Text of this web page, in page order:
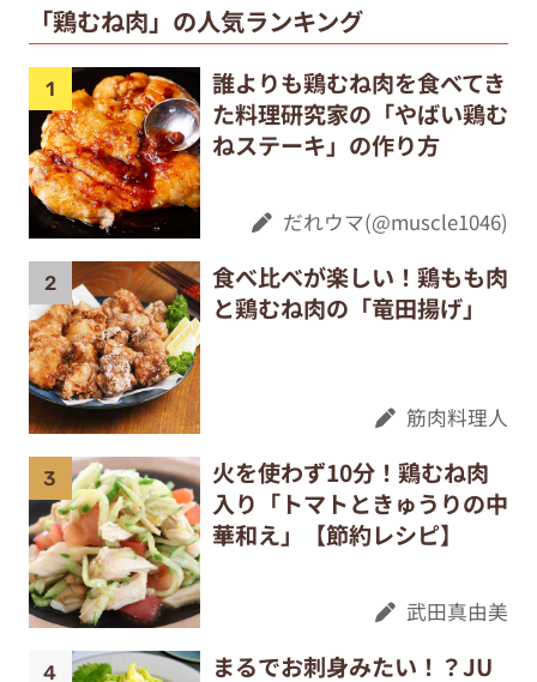
「鶏むね肉」の人気ランキング
誰よりも鶏むね肉を食べてき
た料理研究家の「やばい鶏む
ねステーキ」の作り方
だれウマ(@muscle1046)
食べ比べが楽しい！鶏もも肉
と鶏むね肉の「竜田揚げ」
筋肉料理人
火を使わず10分！鶏むね肉
入り「トマトときゅうりの中
華和え」【節約レシピ】
武田真由美
まるでお刺身みたい！？JU